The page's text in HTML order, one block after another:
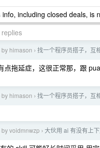
info, including closed deals, is
himason › 找一个程序员搭子，互
点拖延症，这很正常那，跟
himason › 找一个程序员搭子，互
voidmnwzp › 大伙用 ai 有没有上